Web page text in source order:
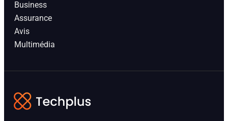
Business
Assurance
Avis
Multimédia